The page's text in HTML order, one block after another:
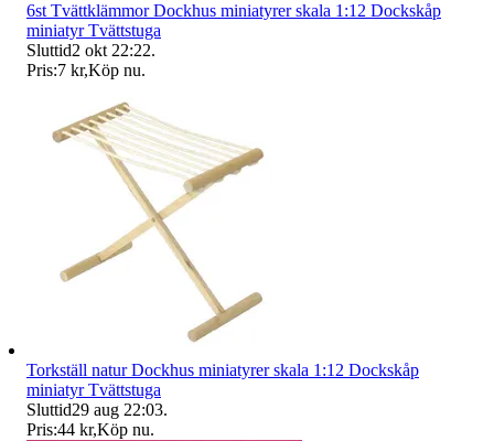
6st Tvättklämmor Dockhus miniatyrer skala 1:12 Dockskåp
miniatyr Tvättstuga
Sluttid2 okt 22:22.
Pris:7 kr,Köp nu.
Torkställ natur Dockhus miniatyrer skala 1:12 Dockskåp
miniatyr Tvättstuga
Sluttid29 aug 22:03.
Pris:44 kr,Köp nu.